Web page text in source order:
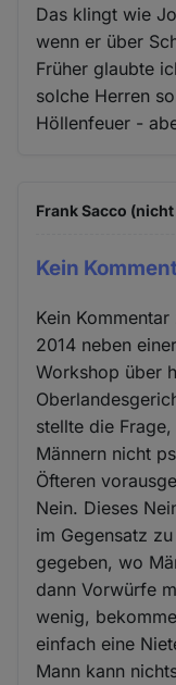
Das klingt wie
wenn er über
Früher glaubte
solche Herren
Höllenfeuer -
Frank Sacco
Kein
Kein
2014 neben
Workshop über
stellte die
Männern nicht
Öfteren
Nein. Dieses
im Gegensatz
gegeben, wo
dann Vorwürfe
wenig,
einfach eine
Mann kann